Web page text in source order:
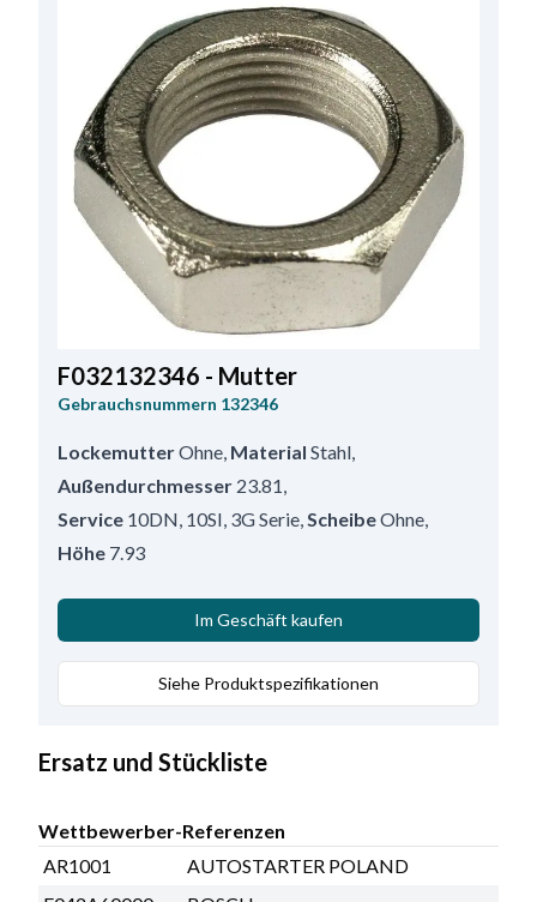
F032132346 - Mutter
Gebrauchsnummern 132346
LockemutterOhne, Material Stahl,
Außendurchmesser 23.81,
Service 10DN, 10SI, 3G Serie,ScheibeOhne,
Höhe 7.93
Im Geschäft kaufen
Siehe Produktspezifikationen
Ersatz und Stückliste
Wettbewerber-Referenzen
AR1001
AUTOSTARTER POLAND